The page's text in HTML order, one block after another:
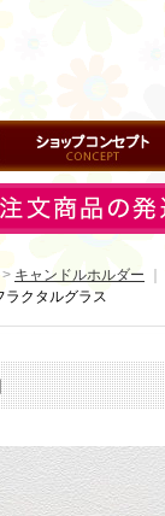
ョップコンセプト
> キャンドルホルダー
ラクタルグラス